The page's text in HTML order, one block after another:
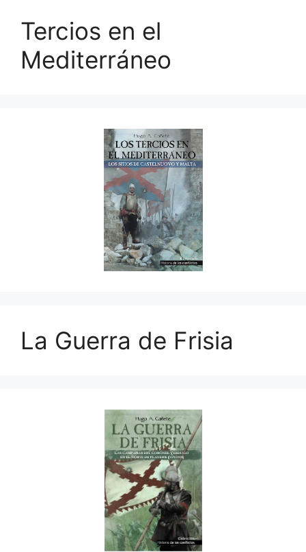
Tercios en el
Mediterráneo
La Guerra de Frisia